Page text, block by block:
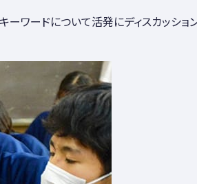
ワードについて活発にディスカッシ